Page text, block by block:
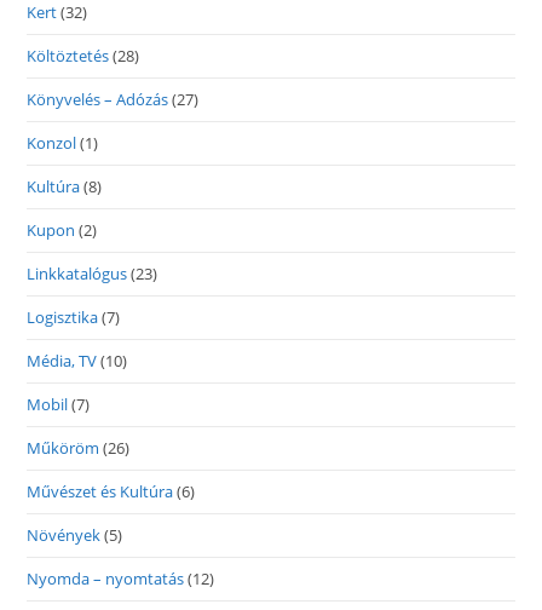
Kert(32)
Költöztetés(28)
Könyvelés – Adózás(27)
Konzol(1)
Kultúra(8)
Kupon (2)
Linkkatalógus(23)
Logisztika(7)
Média, TV(10)
Mobil(7)
Műköröm (26)
Művészet és Kultúra(6)
Növények(5)
Nyomda – nyomtatás(12)